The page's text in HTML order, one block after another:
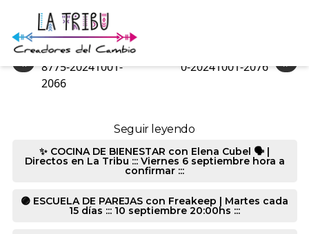
6364-20241001-6032
«
8775-20241001-
2066
»
0-20241001-2076
Seguir leyendo
✨ COCINA DE BIENESTAR con Elena Cubel 🗣️ |
Directos en La Tribu ::: Viernes 6 septiembre hora a
confirmar :::
🟣 ESCUELA DE PAREJAS con Freakeep | Martes cada
15 días ::: 10 septiembre 20:00hs :::